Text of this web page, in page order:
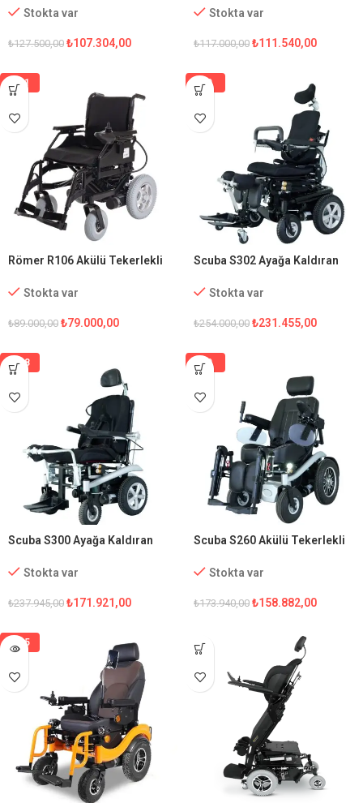
Stokta var
₺127.500,00 ₺107.304,00
Stokta var
₺117.000,00 ₺111.540,00
%11
Römer R106 Akülü Tekerlekli
Stokta var
₺89.000,00 ₺79.000,00
%9
Scuba S302 Ayağa Kaldıran
Stokta var
₺254.000,00 ₺231.455,00
%28
Scuba S300 Ayağa Kaldıran
Stokta var
₺237.945,00 ₺171.921,00
%9
Scuba S260 Akülü Tekerlekli
Stokta var
₺173.940,00 ₺158.882,00
%15